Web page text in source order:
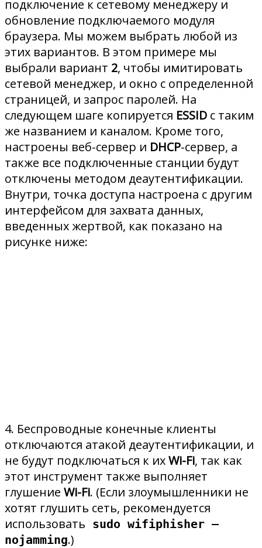
подключение к сетевому менеджеру и
обновление подключаемого модуля
браузера. Мы можем выбрать любой из
этих вариантов. В этом примере мы
выбрали вариант 2, чтобы имитировать
сетевой менеджер, и окно с определенной
страницей, и запрос паролей. На
следующем шаге копируется ESSID с таким
же названием и каналом. Кроме того,
настроены веб-сервер и DHCP-сервер, а
также все подключенные станции будут
отключены методом деаутентификации.
Внутри, точка доступа настроена с другим
интерфейсом для захвата данных,
введенных жертвой, как показано на
рисунке ниже:
4. Беспроводные конечные клиенты
отключаются атакой деаутентификации, и
не будут подключаться к ихWi-Fi, так как
этот инструмент также выполняет
глушение Wi-Fi. (Если злоумышленники не
хотят глушить сеть, рекомендуется
использовать sudo wifiphisher –
nojamming.)